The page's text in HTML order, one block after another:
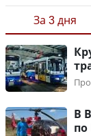
За 3 дня
В
по